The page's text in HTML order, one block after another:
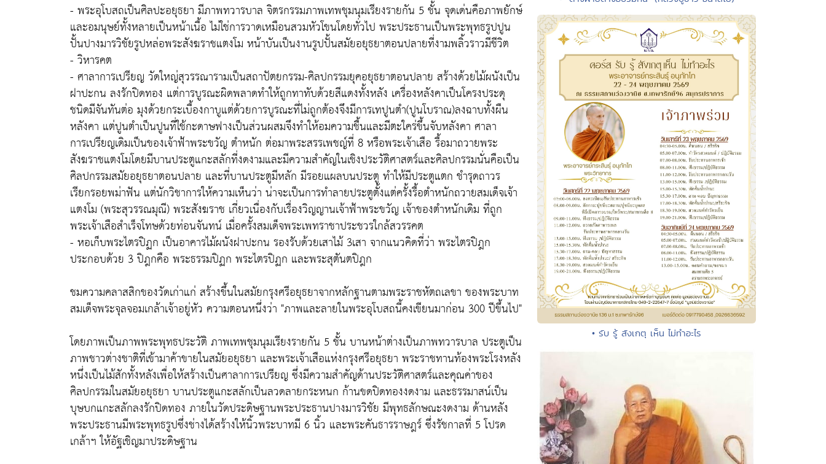
- พระอุโบสถเป็นศิลปะอยุธยา มีภาพทวารบาล จิตรกรรมภาพเทพชุมนุมเรียงรายกัน 5 ชั้น จุดเด่นคือภาพยักษ์
และอมนุษย์ทั้งหลายเป็นหน้าเนื้อ ไม่ใช่การวาดเหมือนสวมหัวโขนโดยทั่วไป พระประธานเป็นพระพุทธรูปปูน
ปั้นปางมารวิชัยรูปหล่อพระสังฆราชแตงโม หน้าบันเป็นงานรูปปั้นสมัยอยุธยาตอนปลายที่งามพลิ้วราวมีชีวิต
- วิหารคต
- ศาลาการเปรียญ วัดใหญ่สุวรรณารามเป็นสถาปัตยกรรม-ศิลปกรรมยุคอยุธยาตอนปลาย สร้างด้วยไม้ผนังเป็น
ฝาปะกน ลงรักปิดทอง แต่การบูรณะผิดพลาดทำให้ถูกทาทับด้วยสีแดงทั้งหลัง เครื่องหลังคาเป็นโครงประดุ
ชนิดมีจันทันต่อ มุงด้วยกระเบื้องกาบูแต่ด้วยการบูรณะที่ไม่ถูกต้องจึงมีการเทปูนตำ(ปูนโบราณ)ลงฉาบทั้งผืน
หลังคา แต่ปูนตำเป็นปูนที่ใช้กะดาษฟางเป็นส่วนผสมจึงทำให้อมความชื้นและมีตะใคร่ขึ้นจับหลังคา ศาลา
การเปรียญเดิมเป็นของเจ้าฟ้าพระขวัญ ตำหนัก ต่อมาพระสรรเพชญ์ที่ 8 หรือพระเจ้าเสือ รื้อมาถวายพระ
สังฆราชแตงโมโดยมีบานประตูแกะสลักที่งดงามและมีความสำคัญในเชิงประวัติศาสตร์และศิลปกรรมนั่นคือเป็น
ศิลปกรรมสมัยอยุธยาตอนปลาย และที่บานประตูมีหลัก มีรอยแผลบนประตู ทำให้มีประตูแตก ชำรุดถาวร
เรียกรอยพม่าฟัน แต่นักวิชาการให้ความเห็นว่า น่าจะเป็นการทำลายประตูตั้งแต่ครั้งรื้อตำหนักถวายสมเด็จเจ้า
แตงโม (พระสุวรรณมุณี) พระสังฆราช เกี่ยวเนื่องกับเรื่องวิญญานเจ้าฟ้าพระขวัญ เจ้าของตำหนักเดิม ที่ถูก
พระเจ้าเสือสำเร็จโทษด้วยท่อนจันทน์ เมื่อครั้งสมเด็จพระเพทราชาประชวรใกล้สวรรคต
- หอเก็บพระไตรปิฏก เป็นอาคารไม้ผนังฝาปะกน รองรับด้วยเสาไม้ 3เสา จากแนวคิดที่ว่า พระไตรปิฎก
ประกอบด้วย 3 ปิฎกคือ พระธรรมปิฏก พระไตรปิฏก และพระสุตันตปิฎก
ชมความคลาสสิกของวัดเก่าแก่ สร้างขึ้นในสมัยกรุงศรีอยุธยาจากหลักฐานตามพระราชหัตถเลขา ของพระบาท
สมเด็จพระจุลจอมเกล้าเจ้าอยู่หัว ความตอนหนึ่งว่า "ภาพและลายในพระอุโบสถนี้คงเขียนมาก่อน 300 ปีขึ้นไป"
โดยภาพเป็นภาพพระพุทธประวัติ ภาพเทพชุมนุมเรียงรายกัน 5 ชั้น บานหน้าต่างเป็นภาพทวารบาล ประตูเป็น
ภาพชาวต่างชาติที่เข้ามาค้าขายในสมัยอยุธยา และพระเจ้าเสือแห่งกรุงศรีอยุธยา พระราชทานท้องพระโรงหลัง
หนึ่งเป็นไม้สักทั้งหลังเพื่อให้สร้างเป็นศาลาการเปรียญ ซึ่งมีความสำคัญด้านประวัติศาสตร์และคุณค่าของ
ศิลปกรรมในสมัยอยุธยา บานประตูแกะสลักเป็นลวดลายกระหนก ก้านขดปิดทองงดงาม และธรรมาสน์เป็น
บุษบกแกะสลักลงรักปิดทอง ภายในวัดประดิษฐานพระประธานปางมารวิชัย มีพุทธลักษณะงดงาม ด้านหลัง
พระประธานมีพระพุทธรูปซึ่งช่างได้สร้างให้นิ้วพระบาทมี 6 นิ้ว และพระคันธารราษฎร์ ซึ่งรัชกาลที่ 5 โปรด
เกล้าฯ ให้อัฐเชิญมาประดิษฐาน
• รับ รู้ สังเกตุ เห็น ไม่ทำอะไร